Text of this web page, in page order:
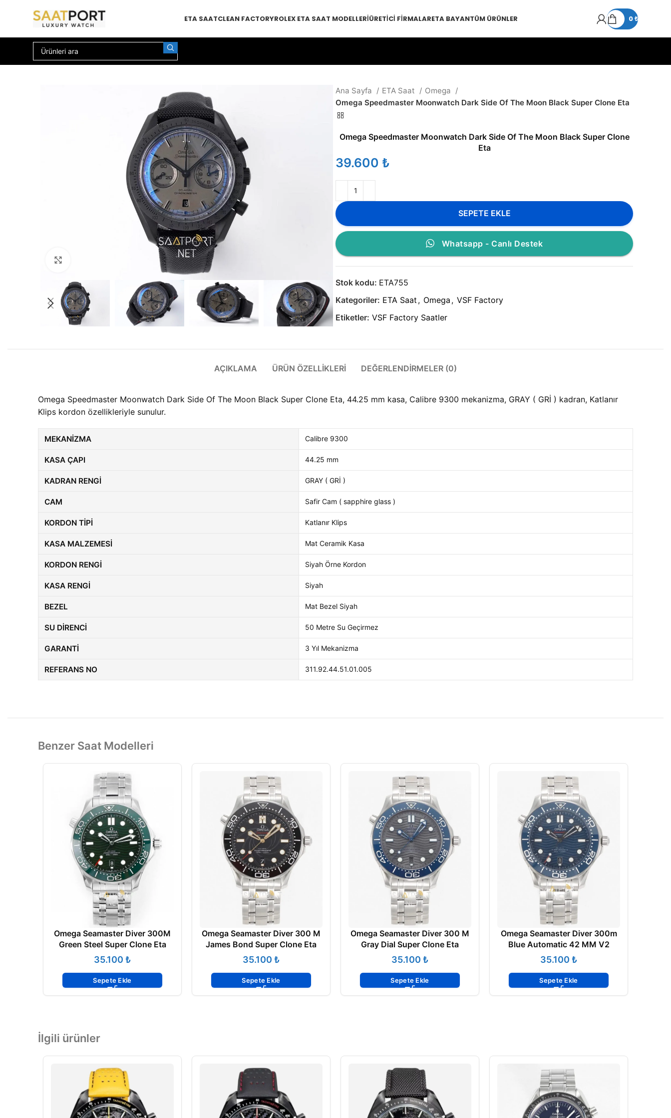
ETA SAATCLEAN FACTORYROLEX ETA SAAT MODELLERIÜRETICI FIRMALARETA BAYANTÜM ÜRÜNLER 0₺
Ana Sayfa ETA Saat
Omega
Omega Speedmaster Moonwatch Dark Side Of The Moon Black Super Clone Eta
Omega Speedmaster Moonwatch Dark Side Of The Moon Black Super Clone
Eta
₺
SEPETE EKLE
Whatsapp - Canlı Destek
Stok kodu: ETA755
Kategoriler: ETA Saat , Omega , VSF Factory
Etiketler: VSF Factory Saatler
AÇIKLAMA ÜRÜN ÖZELLIKLERI DEĞERLENDIRMELER (0)
Omega Speedmaster Moonwatch Dark Side Of The Moon Black Super Clone Eta, 44.25 mm kasa, Calibre 9300 mekanizma, GRAY ( GRİ ) kadran, Katlanır
Klips kordon özellikleriyle sunulur.
MEKANIZMA Calibre 9300
KASA ÇAPI 44.25 mm
KADRAN RENGI GRAY ( GRİ )
CAM Safir Cam ( sapphire glass )
KORDON TIPI Katlanır Klips
KASA MALZEMESI Mat Ceramik Kasa
KORDON RENGI Siyah Örne Kordon
KASA RENGI Siyah
BEZEL Mat Bezel Siyah
SU DIRENCI 50 Metre Su Geçirmez
GARANTI 3 Yıl Mekanizma
REFERANS NO 311.92.44.51.01.005
Benzer Saat Modelleri
Omega Seamaster Diver 300M
Green Steel Super Clone Eta
₺
Sepete Ekle
Omega Seamaster Diver 300 M
James Bond Super Clone Eta
₺
Sepete Ekle
Omega Seamaster Diver 300 M
Gray Dial Super Clone Eta
₺
Sepete Ekle
Omega Seamaster Diver 300m
Blue Automatic 42 MM V2
₺
Sepete Ekle
İlgili ürünler